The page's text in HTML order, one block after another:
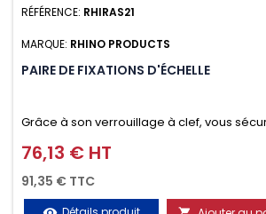
RÉFÉRENCE: RHIRAS21
MARQUE: RHINO PRODUCTS
PAIRE DE FIXATIONS D'ÉCHELLE
Grâce à son verrouillage à clef, vous
d'un seul geste aussi bien contre le vol
transport. Référence vendue par paire.
Prix
76,13 € HT
91,35 € TTC